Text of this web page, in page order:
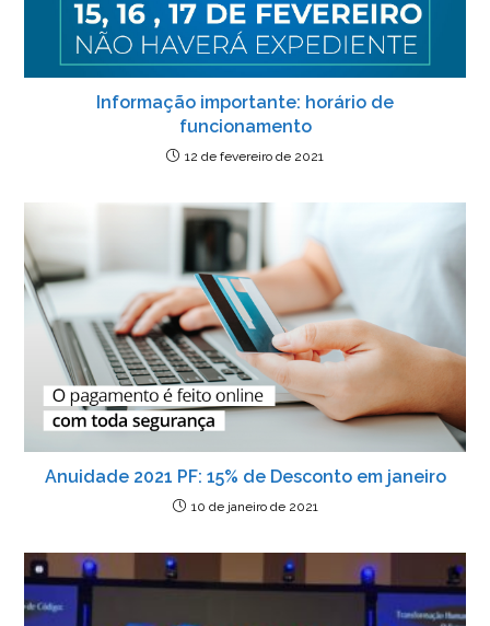
Informação importante: horário de
funcionamento
12 de fevereiro de 2021
Anuidade 2021 PF: 15% de Desconto em janeiro
10 de janeiro de 2021